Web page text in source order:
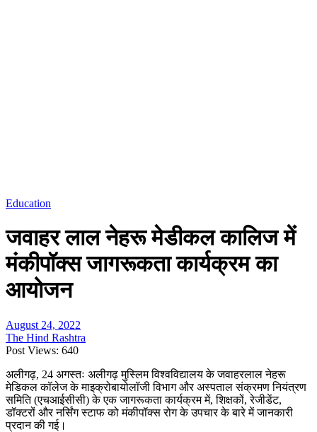
Education
जवाहर लाल नेहरू मेडीकल कालिज में
मंकीपॉक्स जागरूकता कार्यक्रम का
आयोजन
August 24, 2022
The Hind Rashtra
Post Views: 640
अलीगढ़, 24 अगस्तः अलीगढ़ मुस्लिम विश्वविद्यालय के जवाहरलाल नेहरू
मेडिकल कॉलेज के माइक्रोबायोलॉजी विभाग और अस्पताल संक्रमण नियंत्रण
समिति (एचआईसीसी) के एक जागरूकता कार्यक्रम में, शिक्षकों, रेजीडेंट,
डॉक्टरों और नर्सिंग स्टाफ को मंकीपॉक्स रोग के उपचार के बारे में जानकारी
प्रदान की गई।